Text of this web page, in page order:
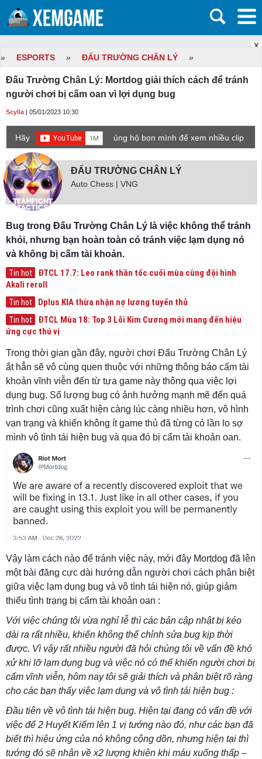
X
» ESPORTS » ĐẤU TRƯỜNG CHÂN LÝ »
Đấu Trường Chân Lý: Mortdog giải thích cách để tránh
người chơi bị cấm oan vì lợi dụng bug
Scylla | 05/01/2023 10:30
Hãy
ủng hộ bọn mình để xem nhiều clip
game mới hơn nhé!
ĐẤU TRƯỜNG CHÂN LÝ
Auto Chess | VNG
Bug trong Đấu Trường Chân Lý là việc không thể tránh
khỏi, nhưng bạn hoàn toàn có tránh việc lạm dụng nó
và không bị cấm tài khoản.
Tin hot
ĐTCL 17.7: Leo rank thần tốc cuối mùa cùng đội hình
Akali reroll
Tin hot Dplus KIA thừa nhận nợ lương tuyển thủ
Tin hot
ĐTCL Mùa 18: Top 3 Lõi Kim Cương mới mang đến hiệu
ứng cực thú vị
Trong thời gian gần đây, người chơi Đấu Trường Chân Lý
ắt hẳn sẽ vô cùng quen thuộc với những thông báo cấm tài
khoản vĩnh viễn đến từ tựa game này thông qua việc lợi
dụng bug. Số lượng bug có ảnh hưởng mạnh mẽ đến quá
trình chơi cũng xuất hiện càng lúc càng nhiều hơn, vô hình
vạn trạng và khiến không ít game thủ đã từng có lần lo sợ
mình vô tình tái hiện bug và qua đó bị cấm tài khoản oan.
Vậy làm cách nào để tránh việc này, mới đây Mortdog đã lên
một bài đăng cực dài hướng dẫn người chơi cách phân biệt
giữa việc lạm dụng bug và vô tình tái hiện nó, giúp giảm
thiểu tình trạng bị cấm tài khoản oan :
Với việc chúng tôi vừa nghỉ lễ thì các bản cập nhật bị kéo
dài ra rất nhiều, khiến không thể chỉnh sửa bug kịp thời
được. Vì vậy rất nhiều người đã hỏi chúng tôi về vấn đề khó
xử khi lỡ lạm dụng bug và việc nó có thể khiến người chơi bị
cấm vĩnh viễn, hôm nay tôi sẽ giải thích và phân biệt rõ ràng
cho các bạn thấy việc lạm dụng và vô tình tái hiện bug :
Đầu tiên về vô tình tái hiện bug. Hiện tại đang có vấn đề với
việc để 2 Huyết Kiếm lên 1 vị tướng nào đó, như các bạn đã
biết thì hiệu ứng của nó không cộng dồn, nhưng hiện tại thì
tướng đó sẽ nhận về x2 lượng khiên khi máu xuống thấp –